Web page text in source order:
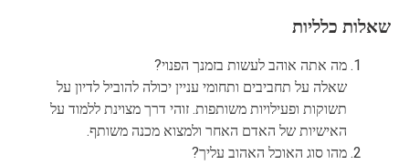
שאלות כלליות
מה אתה אוהב לעשות בזמנך הפנוי?
שאלה על תחביבים ותחומי עניין יכולה להוביל לדיון על
תשוקות ופעילויות משותפות. זוהי דרך מצוינת ללמוד על
האישיות של האדם האחר ולמצוא מכנה משותף.
מהו סוג האוכל האהוב עליך?